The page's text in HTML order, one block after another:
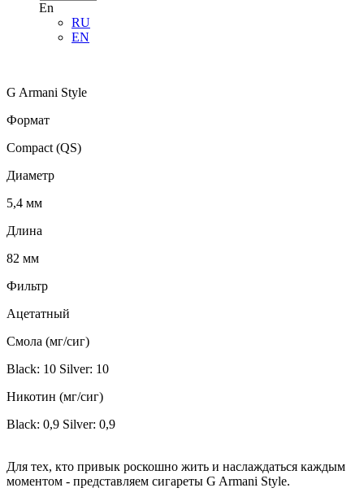
En
RU
EN
G Armani Style
Формат
Compact (QS)
Диаметр
5,4 мм
Длина
82 мм
Фильтр
Ацетатный
Смола (мг/сиг)
Black: 10 Silver: 10
Никотин (мг/сиг)
Black: 0,9 Silver: 0,9
Для тех, кто привык роскошно жить и наслаждаться каждым
моментом - представляем сигареты G Armani Style.